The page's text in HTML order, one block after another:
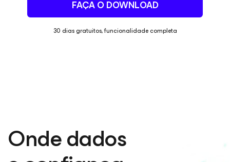
FAÇA O DOWNLOAD
30 dias gratuitos, funcionalidade completa
Onde dados